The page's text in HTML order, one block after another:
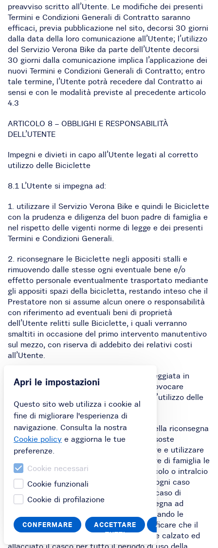
preavviso scritto all’Utente. Le modifiche dei presenti
Termini e Condizioni Generali di Contratto saranno
efficaci, previa pubblicazione nel sito, decorsi 30 giorni
dalla data della loro comunicazione all’Utente; l’utilizzo
del Servizio Verona Bike da parte dell’Utente decorsi
30 giorni dalla comunicazione implica l’applicazione dei
nuovi Termini e Condizioni Generali di Contratto; entro
tale termine, l’Utente potrà recedere dal Contratto ai
sensi e con le modalità previste al precedente articolo
4.3
ARTICOLO 8 – OBBLIGHI E RESPONSABILITÀ
DELL’UTENTE
Impegni e divieti in capo all’Utente legati al corretto
utilizzo delle Biciclette
8.1 L’Utente si impegna ad:
1. utilizzare il Servizio Verona Bike e quindi le Biciclette
con la prudenza e diligenza del buon padre di famiglia e
nel rispetto delle vigenti norme di legge e dei presenti
Termini e Condizioni Generali.
2. riconsegnare le Biciclette negli appositi stalli e
rimuovendo dalle stesse ogni eventuale bene e/o
effetto personale eventualmente trasportato mediante
gli appositi spazi della bicicletta, restando inteso che il
Prestatore non si assume alcun onere o responsabilità
con riferimento ad eventuali beni di proprietà
dell’Utente relitti sulle Biciclette, i quali verranno
smaltiti in occasione del primo intervento manutentivo
sul mezzo, con riserva di addebito dei relativi costi
all’Utente.
3. assicurarsi che la Bicicletta sia parcheggiata in
modo stabile e sicuro, in modo da non provocare
intralcio o pericolo per altri utenti o per l’utilizzo delle
altre Biciclette.
8.2 Dal momento del ritiro al momento della riconsegna
della Bicicletta, ivi compresa l’ipotesi di soste
intermedie, l’Utente s’impegna a custodire e utilizzare
con la prudenza e diligenza del buon padre di famiglia le
Biciclette in modo da non costituire pericolo o intralcio
per la circolazione ed in modo che sia in ogni caso
salvaguardata la sicurezza stradale. Nel caso di
Bicicletta con Seggiolino, l’Utente si impegna ad
assicurare il bambino al seggiolino allacciando le
cinture di sicurezza in dotazione e a verificare che il
bambino trasportato abbia correttamente calzato ed
allacciato il casco per tutto il periodo di uso della
Apri le impostazioni
Questo sito web utilizza i cookie al
fine di migliorare l'esperienza di
navigazione. Consulta la nostra
Cookie policy e aggiorna le tue
preferenze.
Cookie necessari
Cookie funzionali
Cookie di profilazione
CONFERMARE
ACCETTARE
TUTTI
ANNULLA